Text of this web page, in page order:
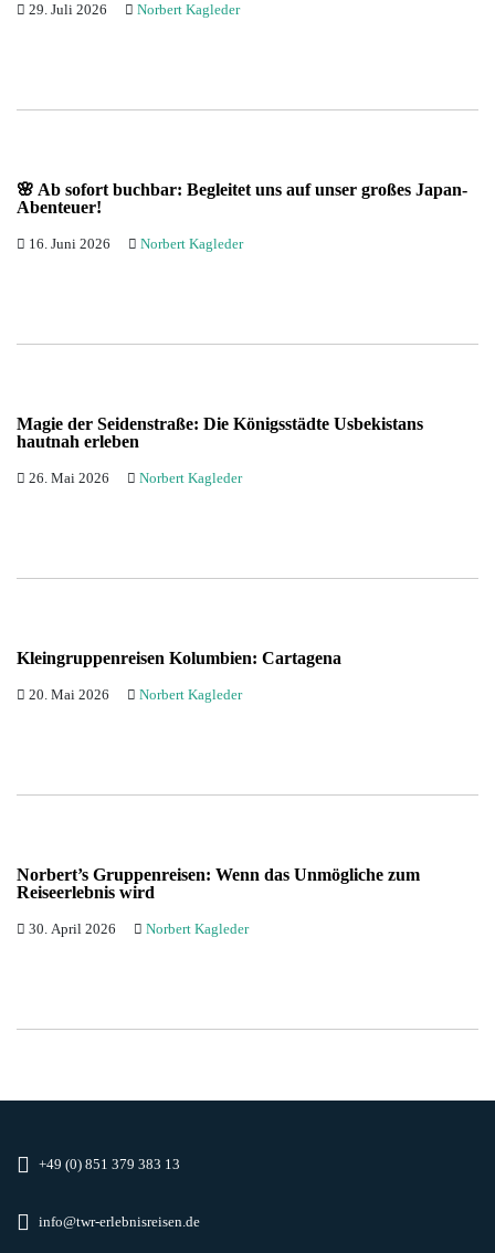
29. Juli 2026 Norbert Kagleder
🌸 Ab sofort buchbar: Begleitet uns auf unser großes Japan-
Abenteuer!
16. Juni 2026 Norbert Kagleder
Magie der Seidenstraße: Die Königsstädte Usbekistans
hautnah erleben
26. Mai 2026 Norbert Kagleder
Kleingruppenreisen Kolumbien: Cartagena
20. Mai 2026 Norbert Kagleder
Norbert’s Gruppenreisen: Wenn das Unmögliche zum
Reiseerlebnis wird
30. April 2026 Norbert Kagleder
+49 (0) 851 379 383 13
info@twr-erlebnisreisen.de